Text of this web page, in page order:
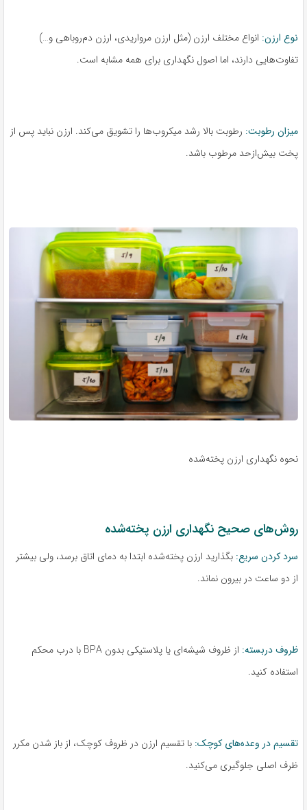
نوع ارزن: انواع مختلف ارزن (مثل ارزن مرواریدی، ارزن دم‌روباهی و…)
تفاوت‌هایی دارند، اما اصول نگهداری برای همه مشابه است.
میزان رطوبت: رطوبت بالا رشد میکروب‌ها را تشویق می‌کند. ارزن نباید پس از
پخت بیش‌ازحد مرطوب باشد.
نحوه نگهداری ارزن پخته‌شده
روش‌های صحیح نگهداری ارزن پخته‌شده
سرد کردن سریع: بگذارید ارزن پخته‌شده ابتدا به دمای اتاق برسد، ولی بیشتر
از دو ساعت در بیرون نماند.
ظروف دربسته:
از ظروف شیشه‌ای یا پلاستیکی بدون BPA با درب محکم
استفاده کنید.
تقسیم در وعده‌های کوچک: با تقسیم ارزن در ظروف کوچک، از باز شدن مکرر
ظرف اصلی جلوگیری می‌کنید.